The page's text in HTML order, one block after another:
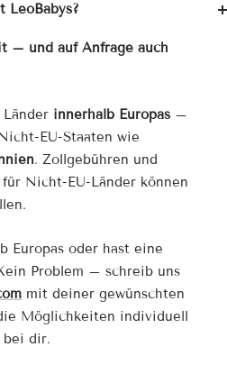
LeoBabys?
– und auf Anfrage auch
Länder innerhalb Europas –
EU-Staaten wie
. Zollgebühren und
Nicht-EU-Länder können
Europas oder hast eine
Problem – schreib uns
mit deiner gewünschten
Möglichkeiten individuell
bei dir.